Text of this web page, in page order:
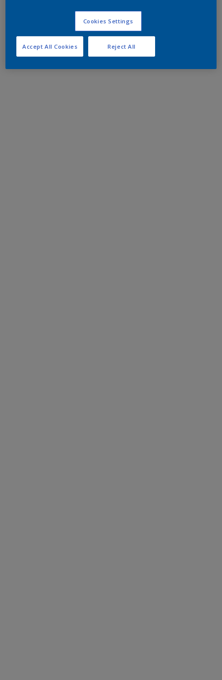
Cookies Settings
Reject All
Accept All Cookies